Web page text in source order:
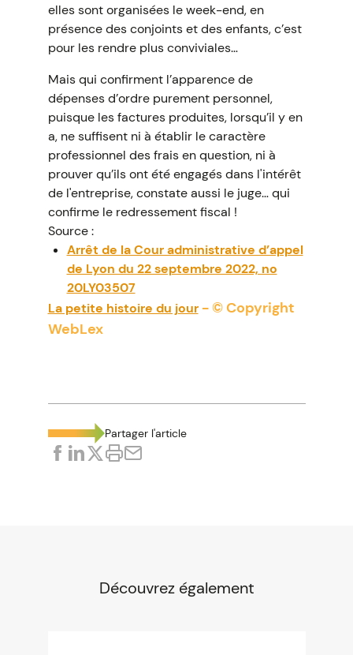
elles sont organisées le week-end, en
présence des conjoints et des enfants, c’est
pour les rendre plus conviviales…
Mais qui confirment l’apparence de
dépenses d’ordre purement personnel,
puisque les factures produites, lorsqu’il y en
a, ne suffisent ni à établir le caractère
professionnel des frais en question, ni à
prouver qu’ils ont été engagés dans l'intérêt
de l'entreprise, constate aussi le juge… qui
confirme le redressement fiscal !
Source :
Arrêt de la Cour administrative d’appel
de Lyon du 22 septembre 2022, no
20LY03507
La petite histoire du jour- © Copyright
WebLex
Partager l'article
Découvrez également